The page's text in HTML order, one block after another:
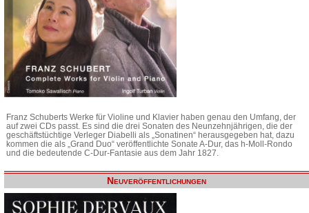
Franz Schuberts Werke für Violine und Klavier haben genau den Umfang, der
auf zwei CDs passt. Es sind die drei Sonaten des Neunzehnjährigen, die der
geschäftstüchtige Verleger Diabelli als „Sonatinen“ herausgegeben hat, dazu
kommen die als „Grand Duo“ veröffentlichte Sonate A-Dur, das h-Moll-Rondo
und die bedeutende C-Dur-Fantasie aus dem Jahr 1827.
Neuveröffentlichungen